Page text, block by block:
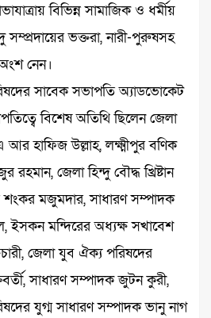
বিভিন্ন সামাজিক ও ধর্মীয়
সম্প্রদায়ের ভক্তরা, নারী-পুরুষসহ
অংশ নেন।
সাবেক সভাপতি অ্যাডভোকেট
বিশেষ অতিথি ছিলেন জেলা
আর হাফিজ উল্লাহ, লক্ষ্মীপুর বণিক
জেলা হিন্দু বৌদ্ধ খ্রিষ্টান
মজুমদার, সাধারণ সম্পাদক
ইসকন মন্দিরের অধ্যক্ষ সখাবেশ
জেলা যুব ঐক্য পরিষদের
সাধারণ সম্পাদক জুটন কুরী,
যুগ্ম সাধারণ সম্পাদক ভানু নাগ